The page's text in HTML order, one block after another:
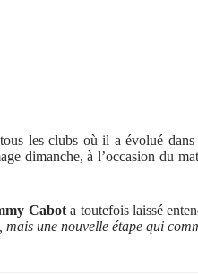
les clubs où il a évolué dans
dimanche, à l’occasion du
Cabota toutefois laissé
mais une nouvelle étape qui